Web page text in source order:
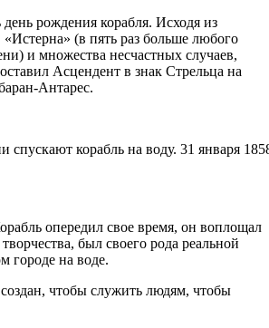
рождения корабля. Исходя из
«Истерна» (в пять раз больше любого
и множества несчастных случаев,
Асцендент в знак Стрельца на
Антарес.
спускают корабль на воду. 31 января
опередил свое время, он воплощал
был своего рода реальной
городе на воде.
чтобы служить людям, чтобы